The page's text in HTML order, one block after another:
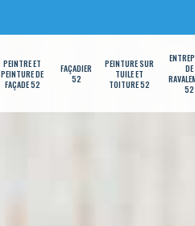
PEINTRE ET
PEINTURE DE
FAÇADE 52
FAÇADIER
52
PEINTURE SUR
TUILE ET
TOITURE 52
DE
52